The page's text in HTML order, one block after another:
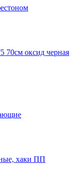
70см оксид черная
хаки ПП